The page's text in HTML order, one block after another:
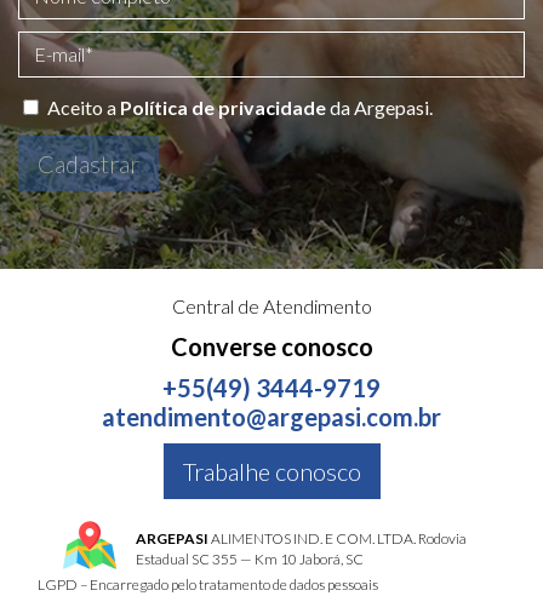
Aceito a Política de privacidadeda Argepasi.
Cadastrar
Central de Atendimento
Converse conosco
+55(49) 3444-9719
atendimento@argepasi.com.br
Trabalhe conosco
ARGEPASI ALIMENTOS IND. E COM. LTDA. Rodovia
Estadual SC 355 — Km 10 Jaborá, SC
LGPD – Encarregado pelo tratamento de dados pessoais